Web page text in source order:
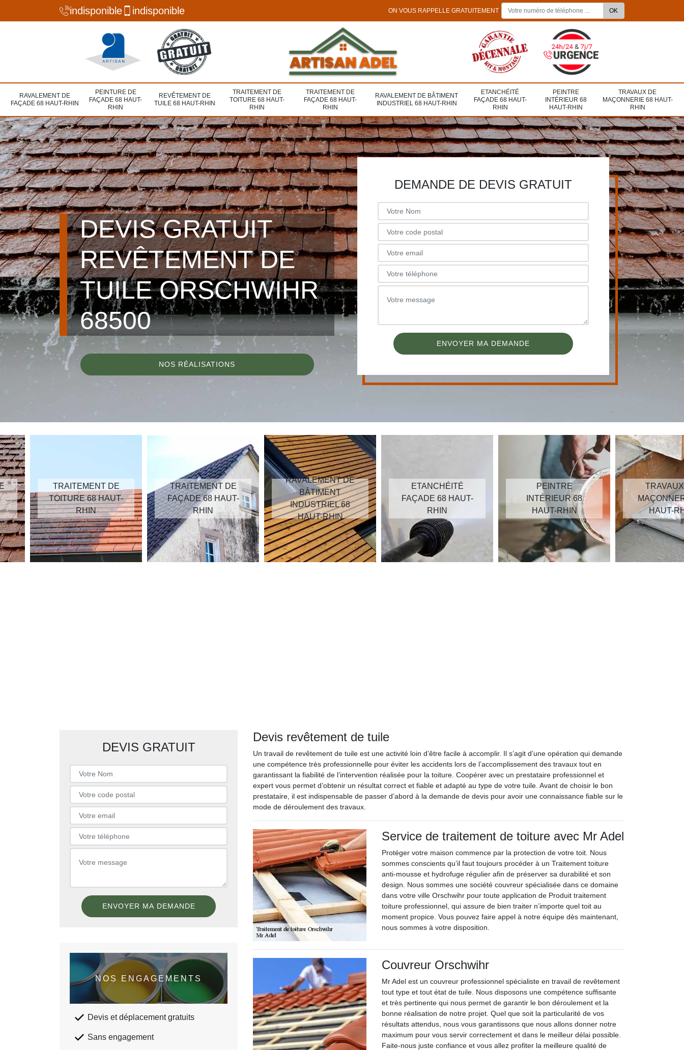
indisponible indisponible ON VOUS RAPPELLE GRATUITEMENT
RAVALEMENT DE
FAÇADE 68 HAUT-RHIN
PEINTURE DE
FAÇADE 68 HAUT-
RHIN
REVÊTEMENT DE
TUILE 68 HAUT-RHIN
TRAITEMENT DE
TOITURE 68 HAUT-
RHIN
TRAITEMENT DE
FAÇADE 68 HAUT-
RHIN
RAVALEMENT DE BÂTIMENT
INDUSTRIEL 68 HAUT-RHIN
ETANCHÉITÉ
FAÇADE 68 HAUT-
RHIN
PEINTRE
INTÉRIEUR 68
HAUT-RHIN
TRAVAUX DE
MAÇONNERIE 68 HAUT-
RHIN
DEVIS GRATUIT
REVÊTEMENT DE
TUILE ORSCHWIHR
68500
NOS RÉALISATIONS
DEMANDE DE DEVIS GRATUIT
TRAITEMENT DE
TOITURE 68 HAUT-
RHIN
TRAITEMENT DE
FAÇADE 68 HAUT-
RHIN
RAVALEMENT DE
BÂTIMENT
INDUSTRIEL 68
HAUT-RHIN
ETANCHÉITÉ
FAÇADE 68 HAUT-
RHIN
PEINTRE
INTÉRIEUR 68
HAUT-RHIN
TRAVAUX
HAUT-RHIN
DEVIS GRATUIT
NOS ENGAGEMENTS
Devis et déplacement gratuits
Sans engagement
Devis revêtement de tuile
Un travail de revêtement de tuile est une activité loin d’être facile à accomplir. Il s’agit d’une opération qui demande
une compétence très professionnelle pour éviter les accidents lors de l’accomplissement des travaux tout en
garantissant la fiabilité de l’intervention réalisée pour la toiture. Coopérer avec un prestataire professionnel et
expert vous permet d’obtenir un résultat correct et fiable et adapté au type de votre tuile. Avant de choisir le bon
prestataire, il est indispensable de passer d’abord à la demande de devis pour avoir une connaissance fiable sur le
mode de déroulement des travaux.
Service de traitement de toiture avec Mr Adel
Protéger votre maison commence par la protection de votre toit. Nous
sommes conscients qu’il faut toujours procéder à un Traitement toiture
anti-mousse et hydrofuge régulier afin de préserver sa durabilité et son
design. Nous sommes une société couvreur spécialisée dans ce domaine
dans votre ville Orschwihr pour toute application de Produit traitement
toiture professionnel, qui assure de bien traiter n’importe quel toit au
moment propice. Vous pouvez faire appel à notre équipe dès maintenant,
nous sommes à votre disposition.
Couvreur Orschwihr
Mr Adel est un couvreur professionnel spécialiste en travail de revêtement
tout type et tout état de tuile. Nous disposons une compétence suffisante
et très pertinente qui nous permet de garantir le bon déroulement et la
bonne réalisation de notre projet. Quel que soit la particularité de vos
résultats attendus, nous vous garantissons que nous allons donner notre
maximum pour vous servir correctement et dans le meilleur délai possible.
Faite-nous juste confiance et vous allez profiter la meilleure qualité de